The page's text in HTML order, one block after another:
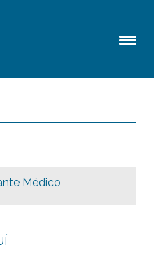
Médico